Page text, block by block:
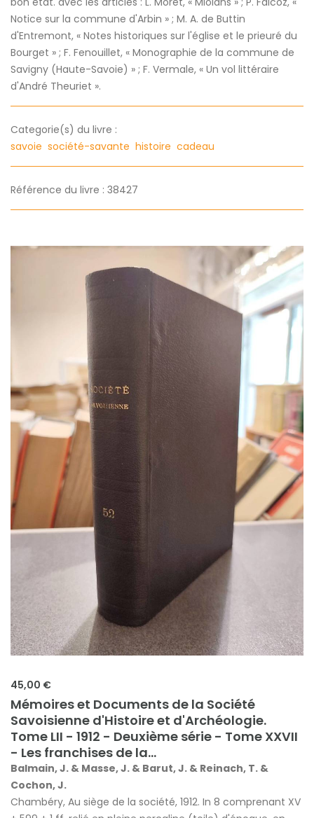
Notice sur la commune d'Arbin » ; M. A. de Buttin
d'Entremont, « Notes historiques sur l'église et le prieuré du
Bourget » ; F. Fenouillet, « Monographie de la commune de
Savigny (Haute-Savoie) » ; F. Vermale, « Un vol littéraire
d'André Theuriet ».
Categorie(s) du livre :
savoie société-savante histoire cadeau
Référence du livre : 38427
45,00 €
Mémoires et Documents de la Société
Savoisienne d'Histoire et d'Archéologie.
Tome LII - 1912 - Deuxième série - Tome XXVII
- Les franchises de la...
Balmain, J. & Masse, J. & Barut, J. & Reinach, T. &
Cochon, J.
Chambéry, Au siège de la société, 1912. In 8 comprenant XV